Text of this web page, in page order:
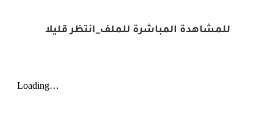
للمشاهدة المباشرة للملف_انتظر قليلا